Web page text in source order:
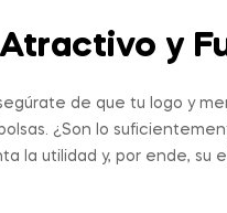
y
de que tu logo y
¿Son lo
la utilidad y, por ende,